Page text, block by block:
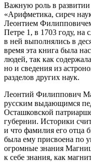
Важную роль в развитии
«Арифметика, сиреч
Леонтием
Петре 1, в 1703 году, на
в ней выполнялись в
время эта книга была
людей, так как
но и сведения из
разделов других наук.
Леонтий Филиппович
русским выдающимся
Осташковской
губернии. Историки
и что фамилия его отца
была ему присвоена по
огромные знания
к себе знания, как